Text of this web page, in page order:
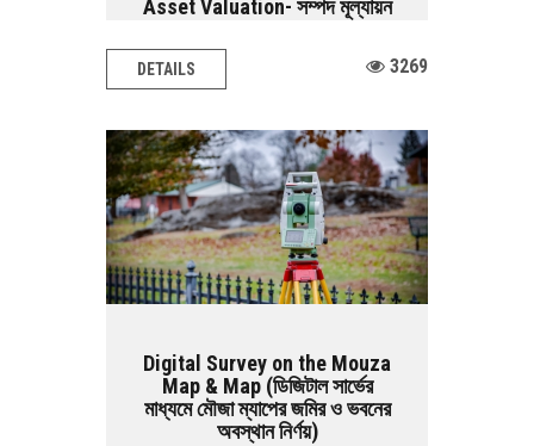
Asset Valuation- সম্পদ মূল্যায়ন
Architectural Design BASIC SERVICES:
Land Survey Road Survey Railway
Survey Airport...
DETAILS 3269
Digital Survey on the Mouza
Map & Map (ডিজিটাল সার্ভের
মাধ্যমে মৌজা ম্যাপের জমির ও ভবনের
অবস্থান নির্ণয়)